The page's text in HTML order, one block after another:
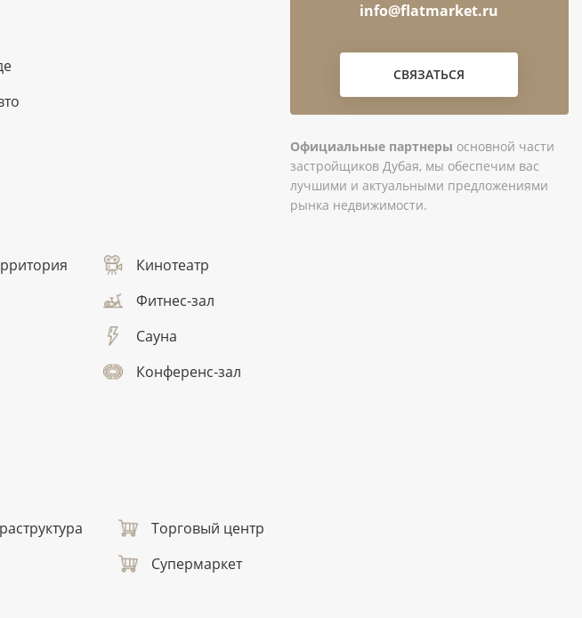
Кинотеатр
Фитнес-зал
Сауна
Конференс-зал
Торговый центр
Супермаркет
info@flatmarket.ru
СВЯЗАТЬСЯ
Официальные партнеры основной части
застройщиков Дубая, мы обеспечим вас
лучшими и актуальными предложениями
рынка недвижимости.